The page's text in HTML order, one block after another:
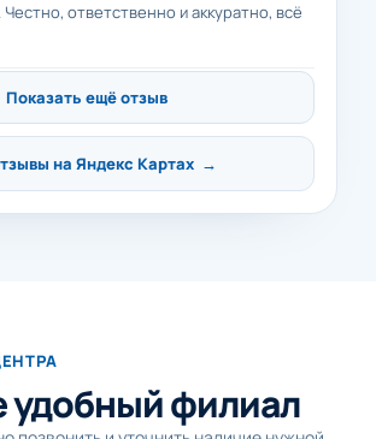
ответственно и аккуратно, всё
Показать ещё отзыв
на Яндекс Картах →
удобный филиал